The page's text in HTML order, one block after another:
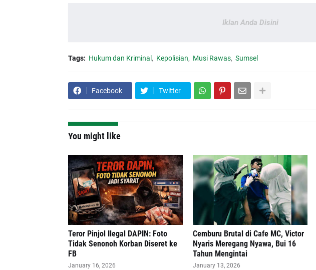
Iklan Anda Disini
Tags: Hukum dan Kriminal Kepolisian Musi Rawas Sumsel
Facebook Twitter
You might like
Teror Pinjol Ilegal DAPIN: Foto
Tidak Senonoh Korban Diseret ke
FB
January 16, 2026
Cemburu Brutal di Cafe MC, Victor
Nyaris Meregang Nyawa, Bui 16
Tahun Mengintai
January 13, 2026